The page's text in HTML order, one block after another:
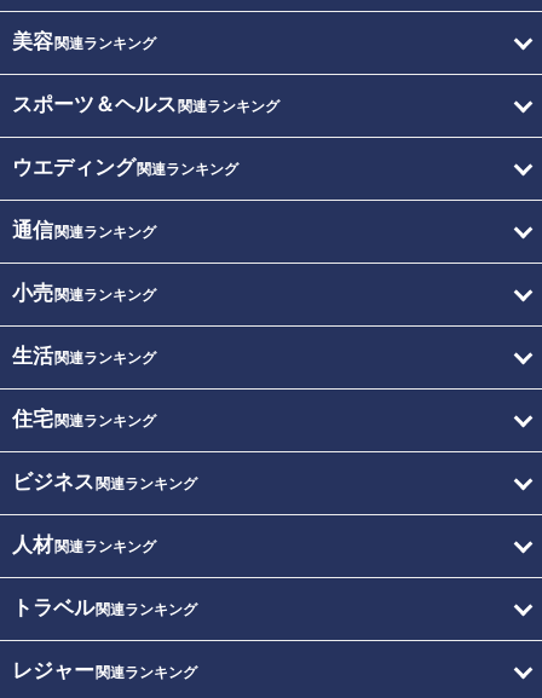
美容関連ランキング
スポーツ＆ヘルス 関連ランキング
ウエディング関連ランキング
通信関連ランキング
小売関連ランキング
生活関連ランキング
住宅関連ランキング
ビジネス 関連ランキング
人材関連ランキング
トラベル関連ランキング
レジャー関連ランキング